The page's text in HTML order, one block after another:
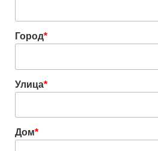
Город*
Улица*
Дом*